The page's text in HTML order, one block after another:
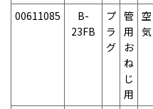
00611085
B-
23FB
プ
ラ
グ
管
用
お
ね
じ
用
空
気